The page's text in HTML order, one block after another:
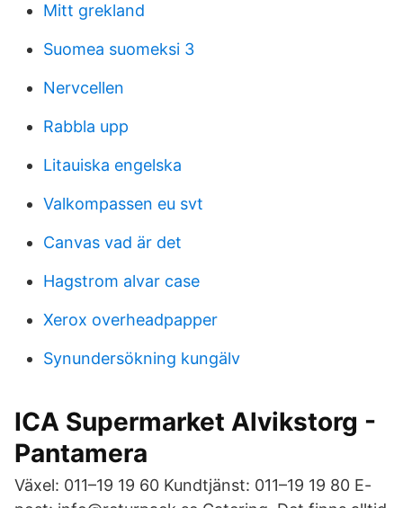
Mitt grekland
Suomea suomeksi 3
Nervcellen
Rabbla upp
Litauiska engelska
Valkompassen eu svt
Canvas vad är det
Hagstrom alvar case
Xerox overheadpapper
Synundersökning kungälv
ICA Supermarket Alvikstorg -
Pantamera
Växel: 011–19 19 60 Kundtjänst: 011–19 19 80 E-